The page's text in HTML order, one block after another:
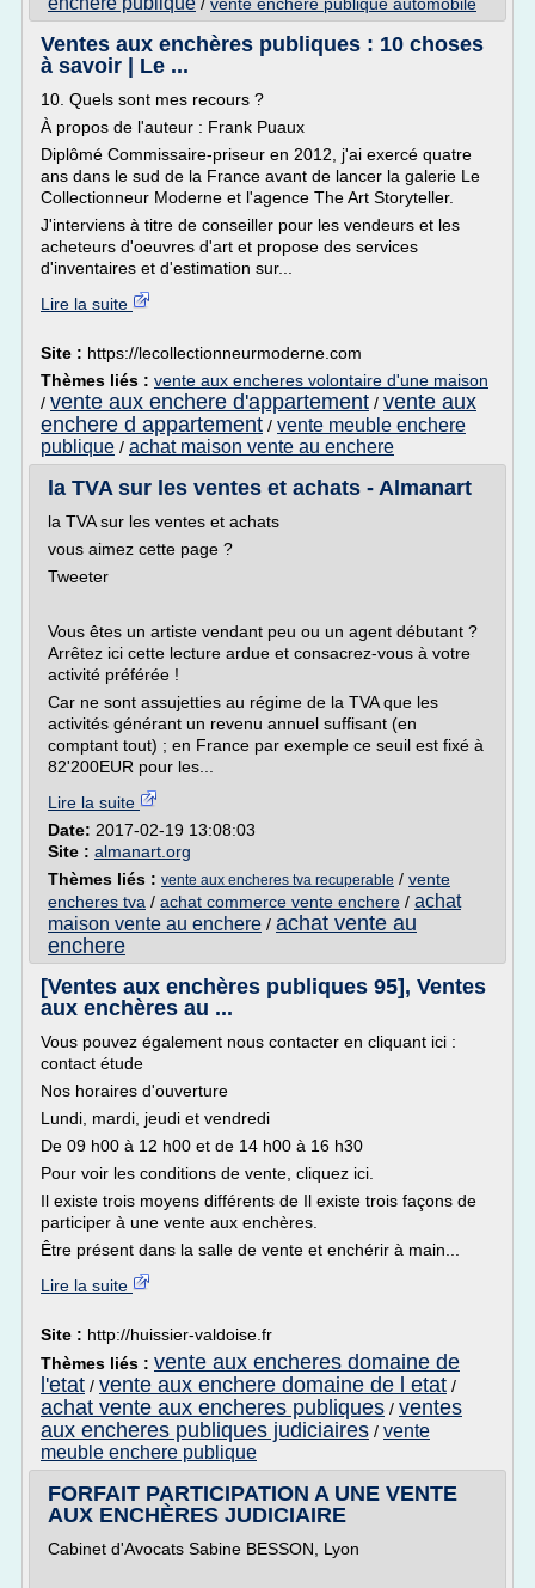
Ventes aux enchères publiques : 10 choses
à savoir | Le ...
10. Quels sont mes recours ?
À propos de l'auteur : Frank Puaux
Diplômé Commissaire-priseur en 2012, j'ai exercé quatre
ans dans le sud de la France avant de lancer la galerie Le
Collectionneur Moderne et l'agence The Art Storyteller.
J'interviens à titre de conseiller pour les vendeurs et les
acheteurs d'oeuvres d'art et propose des services
d'inventaires et d'estimation sur...
Lire la suite
Site : https://lecollectionneurmoderne.com
Thèmes liés : vente aux encheres volontaire d'une maison
/ vente aux enchere d'appartement / vente aux
enchere d appartement / vente meuble enchere
publique / achat maison vente au enchere
la TVA sur les ventes et achats - Almanart
la TVA sur les ventes et achats
vous aimez cette page ?
Tweeter
Vous êtes un artiste vendant peu ou un agent débutant ?
Arrêtez ici cette lecture ardue et consacrez-vous à votre
activité préférée !
Car ne sont assujetties au régime de la TVA que les
activités générant un revenu annuel suffisant (en
comptant tout) ; en France par exemple ce seuil est fixé à
82'200EUR pour les...
Lire la suite
Date: 2017-02-19 13:08:03
Site : almanart.org
Thèmes liés : vente aux encheres tva recuperable / vente
encheres tva / achat commerce vente enchere / achat
maison vente au enchere / achat vente au
enchere
[Ventes aux enchères publiques 95], Ventes
aux enchères au ...
Vous pouvez également nous contacter en cliquant ici :
contact étude
Nos horaires d'ouverture
Lundi, mardi, jeudi et vendredi
De 09 h00 à 12 h00 et de 14 h00 à 16 h30
Pour voir les conditions de vente, cliquez ici.
Il existe trois moyens différents de Il existe trois façons de
participer à une vente aux enchères.
Être présent dans la salle de vente et enchérir à main...
Lire la suite
Site : http://huissier-valdoise.fr
Thèmes liés : vente aux encheres domaine de
l'etat / vente aux enchere domaine de l etat /
achat vente aux encheres publiques / ventes
aux encheres publiques judiciaires / vente
meuble enchere publique
FORFAIT PARTICIPATION A UNE VENTE
AUX ENCHÈRES JUDICIAIRE
Cabinet d'Avocats Sabine BESSON, Lyon